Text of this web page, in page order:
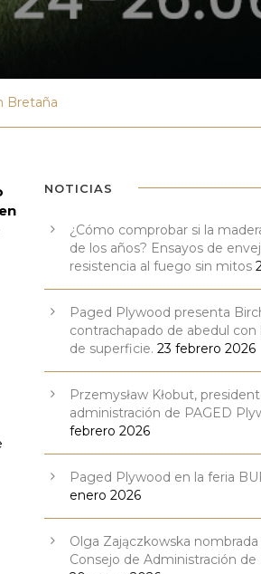
Bretaña
NOTICIAS
¿Cómo comprobar si la
de los años? Ensayos de
resistencia al fuego sin mitos
Paged Plywood presenta
contrachapado de abedul con
de superficie. 23 febrero 2026
Przemysław Kłobut,
administración de PAGED
febrero 2026
Paged Plywood en la feria
enero 2026
Olga Zajączkowska
Consejo de Administración de